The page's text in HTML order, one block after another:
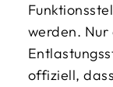
werden. Nur
offiziell,